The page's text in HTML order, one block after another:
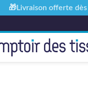
🎁Livraison offerte